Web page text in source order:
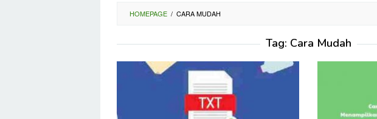
HOMEPAGE / CARA MUDAH
Tag: Cara Mudah